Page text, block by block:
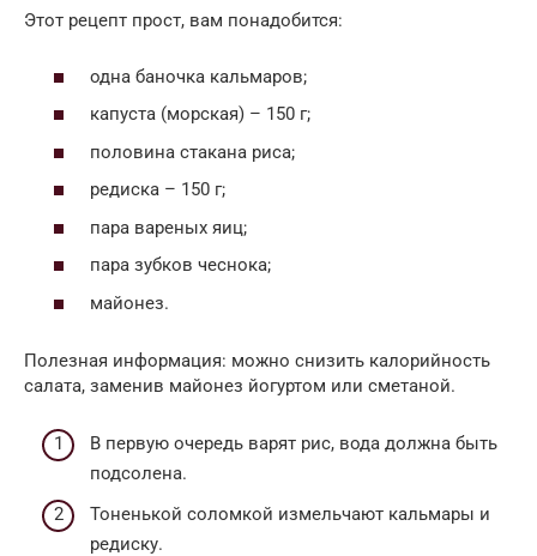
Этот рецепт прост, вам понадобится:
одна баночка кальмаров;
капуста (морская) – 150 г;
половина стакана риса;
редиска – 150 г;
пара вареных яиц;
пара зубков чеснока;
майонез.
Полезная информация: можно снизить калорийность
салата, заменив майонез йогуртом или сметаной.
В первую очередь варят рис, вода должна быть
подсолена.
Тоненькой соломкой измельчают кальмары и
редиску.